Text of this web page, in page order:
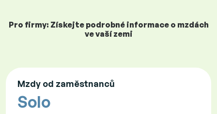
Pro firmy: Získejte podrobné informace o mzdách
ve vaší zemi
Mzdy od zaměstnanců
Solo